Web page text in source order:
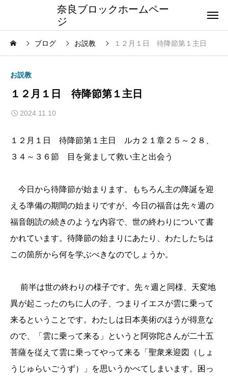
奈良ブロックホームペー
ジ
ブログ お説教 １２月１日 待降節第１主日
お説教
１２月１日 待降節第１主日
2024.11.10
１２月１日 待降節第１主日 ルカ２１章２５～２８、
３４～３６節 目を覚まして救い主と出会う
今日から待降節が始まります。もちろん主の降誕を迎
える準備の期間の始まりですが、今日の福音は先々週の
福音朗読の続きのような内容で、世の終わりについて書
かれています。待降節の始まりにあたり、わたしたちは
この箇所から何を学ぶべきなのでしょうか。
前半は世の終わりの様子です。先々週と同様、天変地
異が起こったのちに人の子、つまりイエスが雲に乗って
来るということです。わたしは日本美術のほうが得意な
ので、「雲に乗って来る」というと阿弥陀さんが二十五
菩薩を従えて雲に乗ってやって来る「聖衆来迎図（しょ
うじゅらいごうず）」を思いうかべてしまいます。困っ